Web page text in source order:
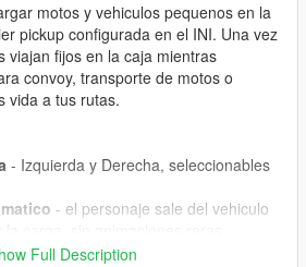
motos y vehiculos pequenos en la
pickup configurada en el INI. Una vez
viajan fijos en la caja mientras
convoy, transporte de motos o
vida a tus rutas.
- Izquierda y Derecha, seleccionables
- el personaje sale del vehiculo
pie - baja desde fuera de la pickup, la
Full Description